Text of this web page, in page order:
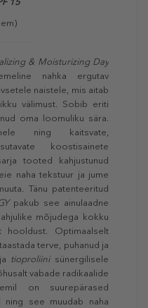
& Moisturizing Day
nahka ergutav
naistele, mis aitab
välimust. Sobib eriti
oma loomuliku sära.
ning kaitsvate,
koostisainete
tooted kahjustunud
naha tekstuur ja jume
Tänu patenteeritud
pakub see ainulaadne
mõjudega kokku
hooldust. Optimaalselt
terve, puhanud ja
tioproliinisünergilisele
vabade radikaalide
on suurepärased
ning see muudab naha